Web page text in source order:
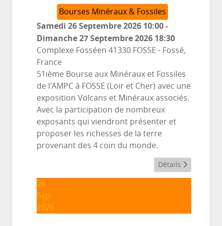
Bourses Minéraux & Fossiles
Samedi 26 Septembre 2026 10:00-
Dimanche 27 Septembre 2026 18:30
Complexe Fosséen 41330 FOSSE - Fossé,
France
51ième Bourse aux Minéraux et Fossiles
de l'AMPC à FOSSE (Loir et Cher) avec une
exposition Volcans et Minéraux associés.
Avec la participation de nombreux
exposants qui viendront présenter et
proposer les richesses de la terre
provenant des 4 coin du monde.
Détails
26
Sep
2026